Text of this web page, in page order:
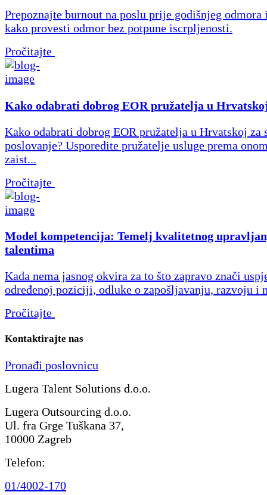
Prepoznajte burnout na poslu prije godišnjeg odmora
kako provesti odmor bez potpune iscrpljenosti.
Pročitajte
Kako odabrati dobrog EOR pružatelja u
Kako odabrati dobrog EOR pružatelja u Hrvatskoj za
poslovanje? Usporedite pružatelje usluge prema
zaist...
Pročitajte
Model kompetencija: Temelj kvalitetnog
talentima
Kada nema jasnog okvira za to što zapravo znači
određenoj poziciji, odluke o zapošljavanju, razvoju i
Pročitajte
Kontaktirajte nas
Pronađi poslovnicu
Lugera Talent Solutions d.o.o.
Lugera Outsourcing d.o.o.
Ul. fra Grge Tuškana 37,
10000 Zagreb
Telefon:
01/4002-170